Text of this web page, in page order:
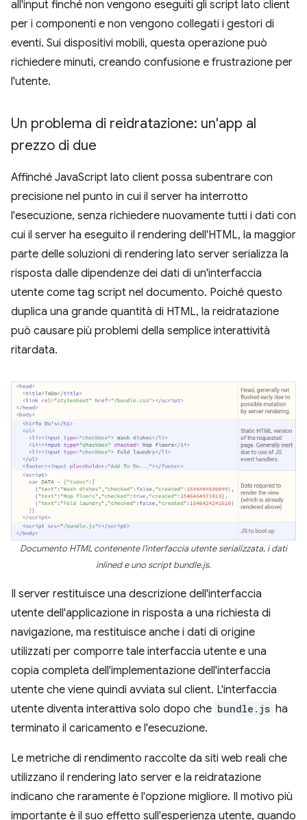
all'input finché non vengono eseguiti gli script lato client
per i componenti e non vengono collegati i gestori di
eventi. Sui dispositivi mobili, questa operazione può
richiedere minuti, creando confusione e frustrazione per
l'utente.
Un problema di reidratazione: un'app al
prezzo di due
Affinché JavaScript lato client possa subentrare con
precisione nel punto in cui il server ha interrotto
l'esecuzione, senza richiedere nuovamente tutti i dati con
cui il server ha eseguito il rendering dell'HTML, la maggior
parte delle soluzioni di rendering lato server serializza la
risposta dalle dipendenze dei dati di un'interfaccia
utente come tag script nel documento. Poiché questo
duplica una grande quantità di HTML, la reidratazione
può causare più problemi della semplice interattività
ritardata.
Documento HTML contenente l'interfaccia utente serializzata, i dati
inlined e uno script bundle.js.
Il server restituisce una descrizione dell'interfaccia
utente dell'applicazione in risposta a una richiesta di
navigazione, ma restituisce anche i dati di origine
utilizzati per comporre tale interfaccia utente e una
copia completa dell'implementazione dell'interfaccia
utente che viene quindi avviata sul client. L'interfaccia
utente diventa interattiva solo dopo che bundle.js ha
terminato il caricamento e l'esecuzione.
Le metriche di rendimento raccolte da siti web reali che
utilizzano il rendering lato server e la reidratazione
indicano che raramente è l'opzione migliore. Il motivo più
importante è il suo effetto sull'esperienza utente, quando